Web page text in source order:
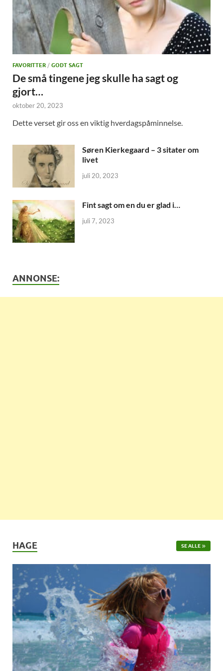
FAVORITTER / GODT SAGT
De små tingene jeg skulle ha sagt og
gjort…
oktober 20, 2023
Dette verset gir oss en viktig hverdagspåminnelse.
Søren Kierkegaard – 3 sitater om
livet
juli 20, 2023
Fint sagt om en du er glad i…
juli 7, 2023
ANNONSE:
HAGE SE ALLE